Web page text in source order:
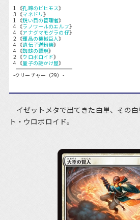
1 《孔蹄のビヒモス》
3 《マネドリ》
1 《鋭い目の管理者》
4 《ラノワールのエルフ》
4 《アナグマモグラの仔》
2 《輝晶の機械巨人》
4 《遺伝子送粉機》
4 《蜘蛛の顕現》
2 《ウロボロイド》
4 《量子の謎かけ屋》
-クリーチャー（29）-
イゼットメタで出てきた白単、その
ト・ウロボロイド。